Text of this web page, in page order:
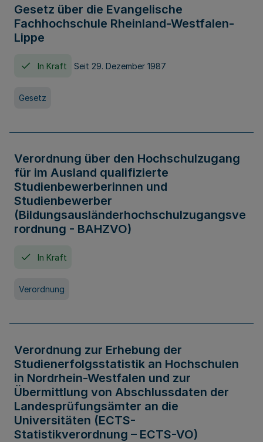
Gesetz über die Evangelische
Fachhochschule Rheinland-Westfalen-
Lippe
In Kraft Seit 29. Dezember 1987
Gesetz
Verordnung über den Hochschulzugang
für im Ausland qualifizierte
Studienbewerberinnen und
Studienbewerber
(Bildungsausländerhochschulzugangsve
rordnung - BAHZVO)
In Kraft
Verordnung
Verordnung zur Erhebung der
Studienerfolgsstatistik an Hochschulen
in Nordrhein-Westfalen und zur
Übermittlung von Abschlussdaten der
Landesprüfungsämter an die
Universitäten (ECTS-
Statistikverordnung – ECTS-VO)